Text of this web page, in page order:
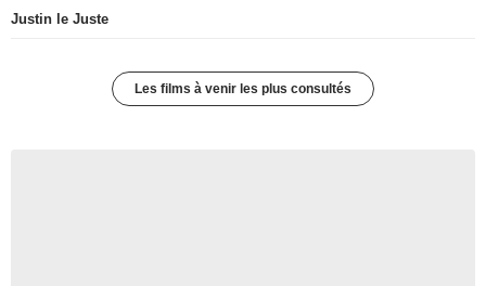
Justin le Juste
Les films à venir les plus consultés